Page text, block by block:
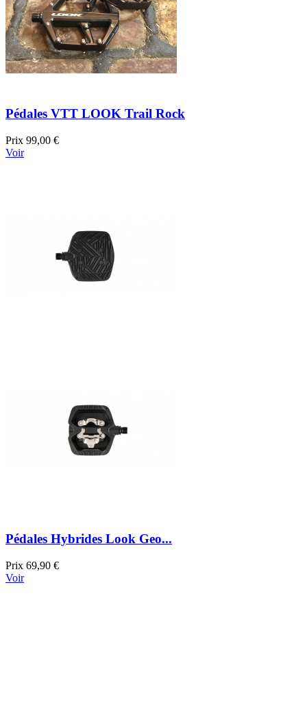
Pédales VTT LOOK Trail Rock
Prix 99,00 €
Voir
Pédales Hybrides Look Geo...
Prix 69,90 €
Voir